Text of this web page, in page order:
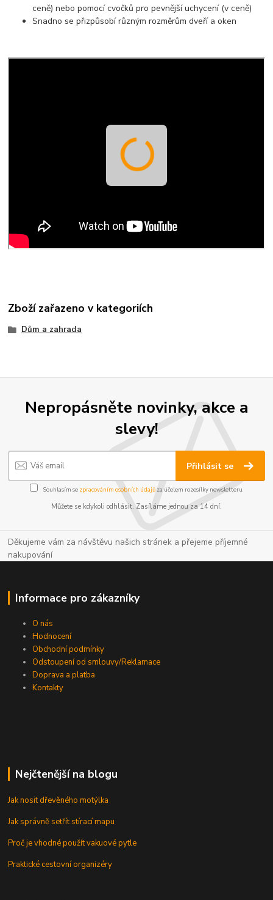
ceně) nebo pomocí cvočků pro pevnější uchycení (v ceně)
Snadno se přizpůsobí různým rozměrům dveří a oken
Zboží zařazeno v kategoriích
Dům a zahrada
Nepropásněte novinky, akce a
slevy!
Přihlásit se
Souhlasím se zpracováním osobních údajůza účelem rozesílky newsletteru.
Můžete se kdykoli odhlásit. Zasíláme jednou za 14 dní.
Děkujeme vám za návštěvu našich stránek a přejeme příjemné
nakupování
Informace pro zákazníky
O nás
Hodnocení
Obchodní podmínky
Odstoupení od smlouvy/Reklamace
Doprava a platba
Kontakty
Nejčtenější na blogu
Jak nosit dřevěného motýlka
Jak správně setřít stírací mapu
Proč je vhodné použít vakuové pytle
Praktické cestovní organizéry